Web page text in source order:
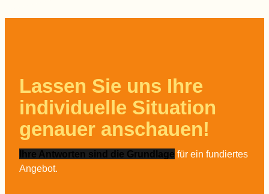
Lassen Sie uns Ihre
individuelle Situation
genauer anschauen!
Ihre Antworten sind die Grundlage für ein fundiertes
Angebot.